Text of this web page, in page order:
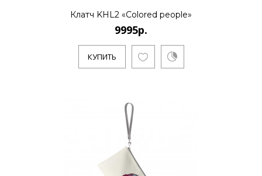
Клатч KHL2 «Colored people»
9995р.
КУПИТЬ